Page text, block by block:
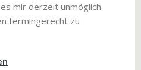
mir derzeit unmöglich
termingerecht zu